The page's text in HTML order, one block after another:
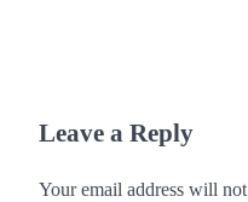
Leave a Reply
Your email address will